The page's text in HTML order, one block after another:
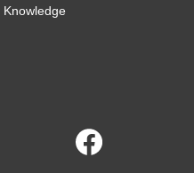
Knowledge